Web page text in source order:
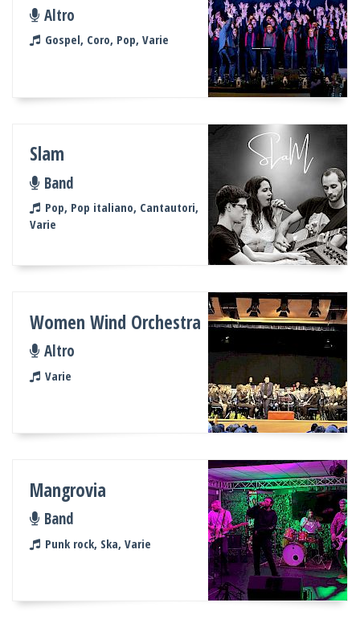
Altro
Gospel, Coro, Pop, Varie
Slam
Band
Pop, Pop italiano, Cantautori,
Varie
Women Wind Orchestra
Altro
Varie
Mangrovia
Band
Punk rock, Ska, Varie